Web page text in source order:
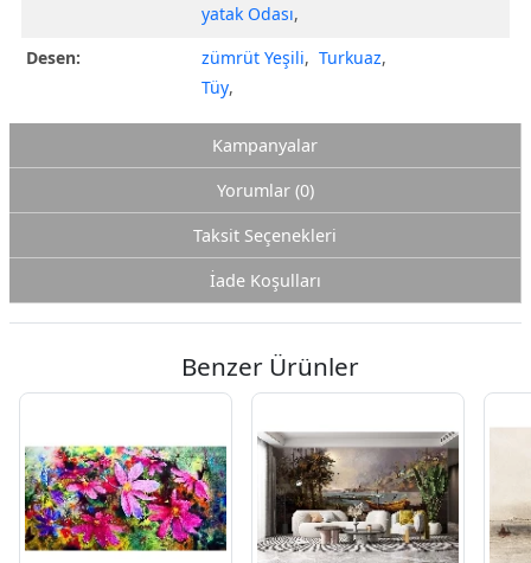
yatak Odası,
Desen:
zümrüt Yeşili, Turkuaz,
Tüy,
Kampanyalar
Yorumlar (0)
Taksit Seçenekleri
İade Koşulları
Benzer Ürünler